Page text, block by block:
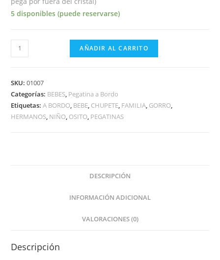
5 disponibles (puede reservarse)
BEBES
GORRO
Y
OSITO
A
BORDO
AÑADIR AL CARRITO
SKU:01007
Categorías: BEBES, Pegatina a Bordo
Etiquetas:A BORDO, BEBE, CHUPETE, FAMILIA, GORRO,
HERMANOS, NIÑO, OSITO, PEGATINAS
DESCRIPCIÓN
INFORMACIÓN ADICIONAL
VALORACIONES (0)
Descripción